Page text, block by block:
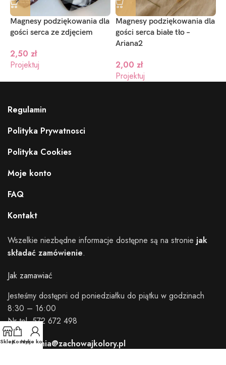
Magnesy podziękowania dla
gości serca ze zdjęciem
2,50 zł
Projektuj
Magnesy podziękowania dla
gości serca białe tło –
Ariana2
2,00 zł
Projektuj
Regulamin
Polityka Prywatnosci
Polityka Cookies
Moje konto
FAQ
Kontakt
Wszelkie niezbędne informacje dostępne są na stronie jak
składać zamówienie.
Jak zamawiać
Jesteśmy dostępni od poniedziałku do piątku w godzinach
8:30 – 16:00
Nr tel. 572 672 498
zamowienia@zachowajkolory.pl
SklepKoszykMoje konto